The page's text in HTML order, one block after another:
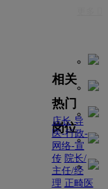
相关
热门
岗位
店长 导
医-行政-
网络-宣
传 院长/
主任/经
理 正畸医